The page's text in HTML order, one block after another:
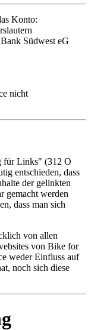
Konto:
Südwest eG
nicht
für Links" (312 O
entschieden, dass
der gelinkten
gemacht werden
dass man sich
von allen
von Bike for
weder Einfluss auf
noch sich diese